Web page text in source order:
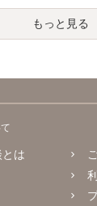
もっと見る
は